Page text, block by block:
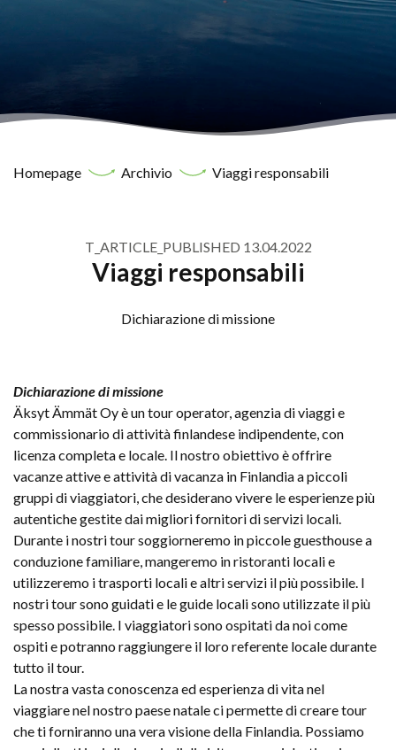
Homepage Archivio Viaggi responsabili
T_ARTICLE_PUBLISHED 13.04.2022
Viaggi responsabili
Dichiarazione di missione
Dichiarazione di missione
Äksyt Ämmät Oy è un tour operator, agenzia di viaggi e
commissionario di attività finlandese indipendente, con
licenza completa e locale. Il nostro obiettivo è offrire
vacanze attive e attività di vacanza in Finlandia a piccoli
gruppi di viaggiatori, che desiderano vivere le esperienze più
autentiche gestite dai migliori fornitori di servizi locali.
Durante i nostri tour soggiorneremo in piccole guesthouse a
conduzione familiare, mangeremo in ristoranti locali e
utilizzeremo i trasporti locali e altri servizi il più possibile. I
nostri tour sono guidati e le guide locali sono utilizzate il più
spesso possibile. I viaggiatori sono ospitati da noi come
ospiti e potranno raggiungere il loro referente locale durante
tutto il tour.
La nostra vasta conoscenza ed esperienza di vita nel
viaggiare nel nostro paese natale ci permette di creare tour
che ti forniranno una vera visione della Finlandia. Possiamo